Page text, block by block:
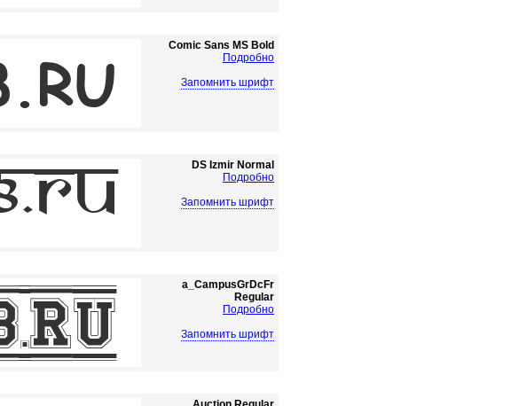
Comic Sans MS Bold
Подробно
Запомнить шрифт
DS Izmir Normal
Подробно
Запомнить шрифт
a_CampusGrDcFr
Regular
Подробно
Запомнить шрифт